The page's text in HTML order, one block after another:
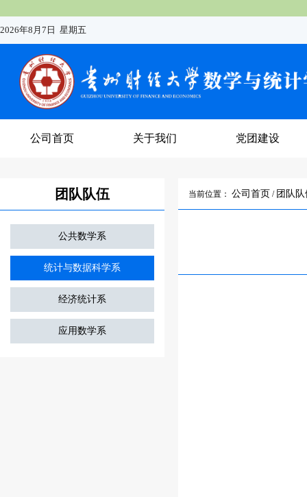
2026年8月7日 星期五
公司首页 关于我们 党团建设
团队队伍
公共数学系
统计与数据科学系
经济统计系
应用数学系
当前位置： 公司首页 / 团队队